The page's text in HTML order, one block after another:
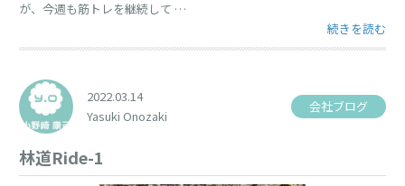
が、今週も筋トレを継続して …
“健康診断” の
続きを読む
2022.03.14
Yasuki Onozaki
会社ブログ
林道Ride-1